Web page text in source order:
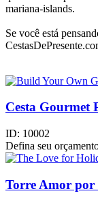
mariana-islands.
Se você está
Cesta Gourmet
ID: 10002
Defina seu
Torre Amor por